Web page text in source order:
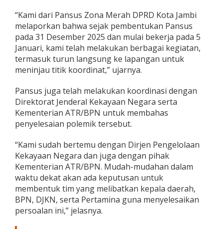
“Kami dari Pansus Zona Merah DPRD Kota Jambi
melaporkan bahwa sejak pembentukan Pansus
pada 31 Desember 2025 dan mulai bekerja pada 5
Januari, kami telah melakukan berbagai kegiatan,
termasuk turun langsung ke lapangan untuk
meninjau titik koordinat,” ujarnya.
Pansus juga telah melakukan koordinasi dengan
Direktorat Jenderal Kekayaan Negara serta
Kementerian ATR/BPN untuk membahas
penyelesaian polemik tersebut.
“Kami sudah bertemu dengan Dirjen Pengelolaan
Kekayaan Negara dan juga dengan pihak
Kementerian ATR/BPN. Mudah-mudahan dalam
waktu dekat akan ada keputusan untuk
membentuk tim yang melibatkan kepala daerah,
BPN, DJKN, serta Pertamina guna menyelesaikan
persoalan ini,” jelasnya.